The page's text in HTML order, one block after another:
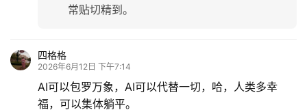
常贴切精到。
四格格
2026年6月12日 下午7:14
AI可以包罗万象，AI可以代替一切，哈，人类多幸
福，可以集体躺平。